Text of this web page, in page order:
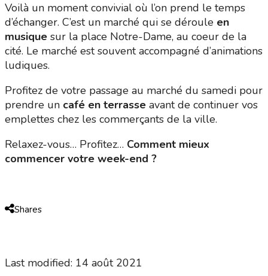
Voilà un moment convivial où l’on prend le temps
d’échanger. C’est un marché qui se déroule en
musique sur la place Notre-Dame, au coeur de la
cité. Le marché est souvent accompagné d’animations
ludiques.
Profitez de votre passage au marché du samedi pour
prendre un café en terrasse avant de continuer vos
emplettes chez les commerçants de la ville.
Relaxez-vous… Profitez… Comment mieux
commencer votre week-end ?
Shares
Last modified: 14 août 2021